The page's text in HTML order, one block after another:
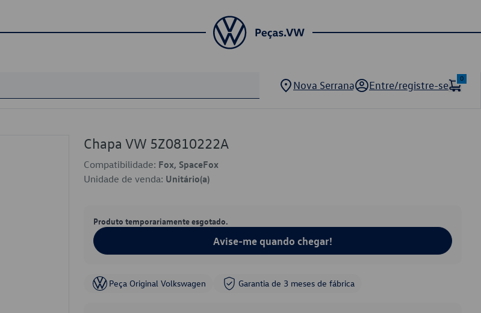
Nova Serrana Entre/registre-se
0
Chapa VW 5Z0810222A
Compatibilidade: Fox, SpaceFox
Unidade de venda: Unitário(a)
Produto temporariamente esgotado.
Avise-me quando chegar!
Peça Original Volkswagen Garantia de 3 meses de fábrica